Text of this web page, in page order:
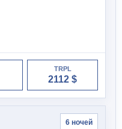
TRPL
2112 $
6 ночей